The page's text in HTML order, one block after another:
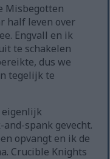
Misbegotten
half leven over
Engvall en ik
te schakelen
dus we
tegelijk te
eigenlijk
spank gevecht.
opvangt en ik de
Crucible Knights